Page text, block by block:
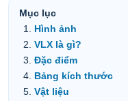
Mục lục
Hình ảnh
VLX là gì?
Đặc điểm
Bảng kích thước
Vật liệu